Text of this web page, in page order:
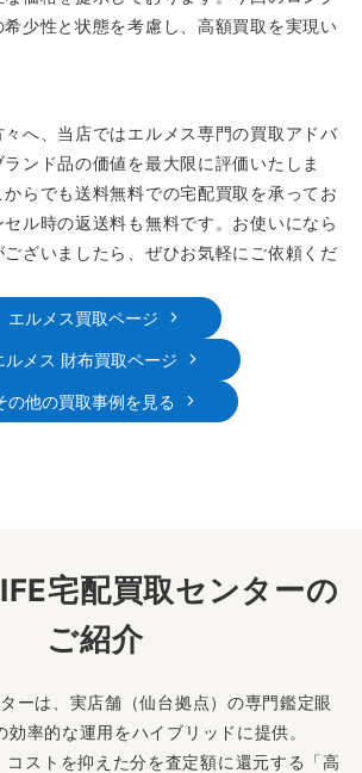
少性と状態を考慮し、高額買取を実現い
へ、当店ではエルメス専門の買取アドバ
ンド品の価値を最大限に評価いたしま
らでも送料無料での宅配買取を承ってお
ル時の返送料も無料です。お使いになら
ざいましたら、ぜひお気軽にご依頼くだ
エルメス買取ページ
ルメス 財布買取ページ
の他の買取事例を見る
宅配買取センターの
ご紹介
ーは、実店舗（仙台拠点）の専門鑑定眼
効率的な運用をハイブリッドに提供。
コストを抑えた分を査定額に還元する「高